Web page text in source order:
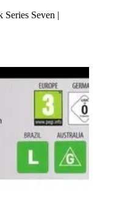
Series Seven |